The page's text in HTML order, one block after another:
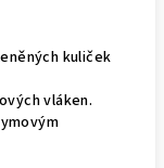
kuliček
vláken.